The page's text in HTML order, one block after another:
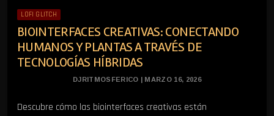
LOFI GLITCH
BIOINTERFACES CREATIVAS: CONECTANDO
HUMANOS Y PLANTAS A TRAVÉS DE
TECNOLOGÍAS HÍBRIDAS
DJRITMOSFERICO | MARZO 16, 2026
Descubre cómo las biointerfaces creativas están